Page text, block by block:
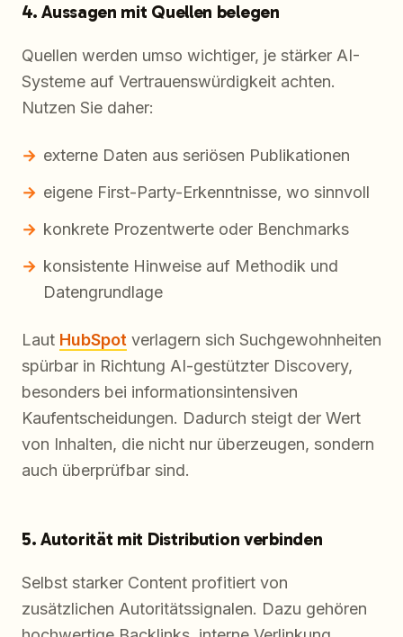
4. Aussagen mit Quellen belegen
Quellen werden umso wichtiger, je stärker AI-
Systeme auf Vertrauenswürdigkeit achten.
Nutzen Sie daher:
externe Daten aus seriösen Publikationen
eigene First-Party-Erkenntnisse, wo sinnvoll
konkrete Prozentwerte oder Benchmarks
konsistente Hinweise auf Methodik und
Datengrundlage
Laut HubSpot verlagern sich Suchgewohnheiten
spürbar in Richtung AI-gestützter Discovery,
besonders bei informationsintensiven
Kaufentscheidungen. Dadurch steigt der Wert
von Inhalten, die nicht nur überzeugen, sondern
auch überprüfbar sind.
5. Autorität mit Distribution verbinden
Selbst starker Content profitiert von
zusätzlichen Autoritätssignalen. Dazu gehören